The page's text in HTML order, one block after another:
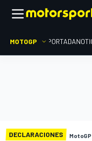
MOTOGP PORTADA
DECLARACIONES MotoGP